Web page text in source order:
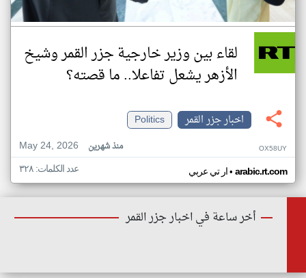
لقاء بين وزير خارجية جزر القمر وشيخ
الأزهر يشعل تفاعلا.. ما قصته؟
اخبار جزر القمر
Politics
May 24, 2026
منذ شهرين OX58UY
ار تي عربي• arabic.rt.com عدد الكلمات: ٣٢٨
أخر ساعة في اخبار جزر القمر